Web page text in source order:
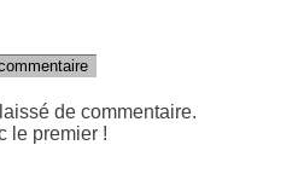
de commentaire.
le premier !